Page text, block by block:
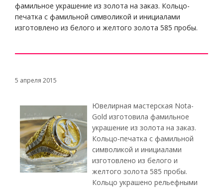
фамильное украшение из золота на заказ. Кольцо-
печатка с фамильной символикой и инициалами
изготовлено из белого и желтого золота 585 пробы.
5 апреля 2015
Ювелирная мастерская Nota-
Gold изготовила фамильное
украшение из золота на заказ.
Кольцо-печатка с фамильной
символикой и инициалами
изготовлено из белого и
желтого золота 585 пробы.
Кольцо украшено рельефными